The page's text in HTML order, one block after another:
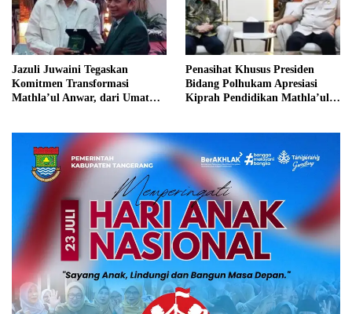
Jazuli Juwaini Tegaskan
Komitmen Transformasi
Mathla’ul Anwar, dari Umat
Penasihat Khusus Presiden
Bidang Polhukam Apresiasi
Kiprah Pendidikan Mathla’ul